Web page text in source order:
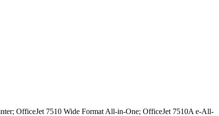
OfficeJet 7510 Wide Format All-in-One; OfficeJet 7510A e-All-